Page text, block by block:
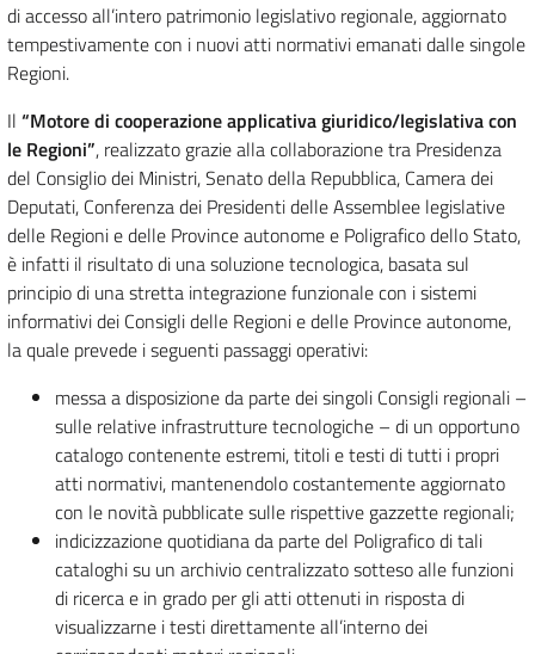
di accesso all’intero patrimonio legislativo regionale, aggiornato
tempestivamente con i nuovi atti normativi emanati dalle singole
Regioni.
Il “Motore di cooperazione applicativa giuridico/legislativa con
le Regioni”, realizzato grazie alla collaborazione tra Presidenza
del Consiglio dei Ministri, Senato della Repubblica, Camera dei
Deputati, Conferenza dei Presidenti delle Assemblee legislative
delle Regioni e delle Province autonome e Poligrafico dello Stato,
è infatti il risultato di una soluzione tecnologica, basata sul
principio di una stretta integrazione funzionale con i sistemi
informativi dei Consigli delle Regioni e delle Province autonome,
la quale prevede i seguenti passaggi operativi:
messa a disposizione da parte dei singoli Consigli regionali –
sulle relative infrastrutture tecnologiche – di un opportuno
catalogo contenente estremi, titoli e testi di tutti i propri
atti normativi, mantenendolo costantemente aggiornato
con le novità pubblicate sulle rispettive gazzette regionali;
indicizzazione quotidiana da parte del Poligrafico di tali
cataloghi su un archivio centralizzato sotteso alle funzioni
di ricerca e in grado per gli atti ottenuti in risposta di
visualizzarne i testi direttamente all’interno dei